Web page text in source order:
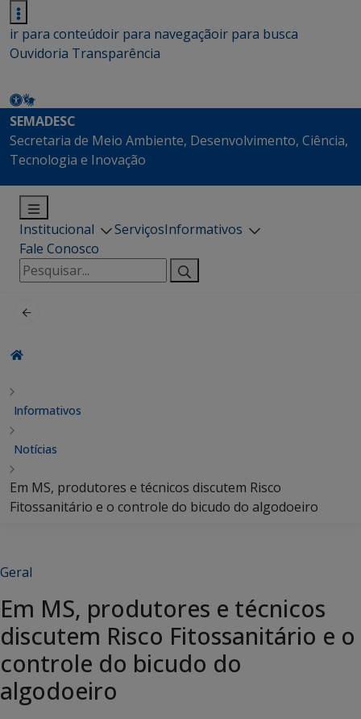
ir para conteúdoir para navegaçãoir para busca
Ouvidoria Transparência
SEMADESC
Secretaria de Meio Ambiente, Desenvolvimento, Ciência,
Tecnologia e Inovação
Institucional ServiçosInformativos
Fale Conosco
Pesquisar
por:
Informativos
Notícias
Em MS, produtores e técnicos discutem Risco
Fitossanitário e o controle do bicudo do algodoeiro
Geral
Em MS, produtores e técnicos
discutem Risco Fitossanitário e o
controle do bicudo do
algodoeiro